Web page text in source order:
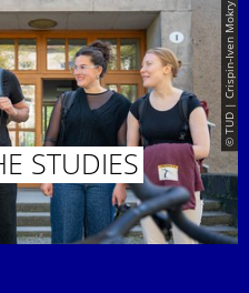
© TUD | Crispin-Iven Mokry
STUDIES